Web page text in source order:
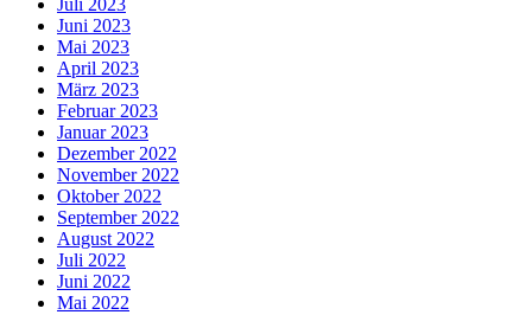
Juni 2023
Mai 2023
April 2023
März 2023
Februar 2023
Januar 2023
Dezember 2022
November 2022
Oktober 2022
September 2022
August 2022
Juli 2022
Juni 2022
Mai 2022